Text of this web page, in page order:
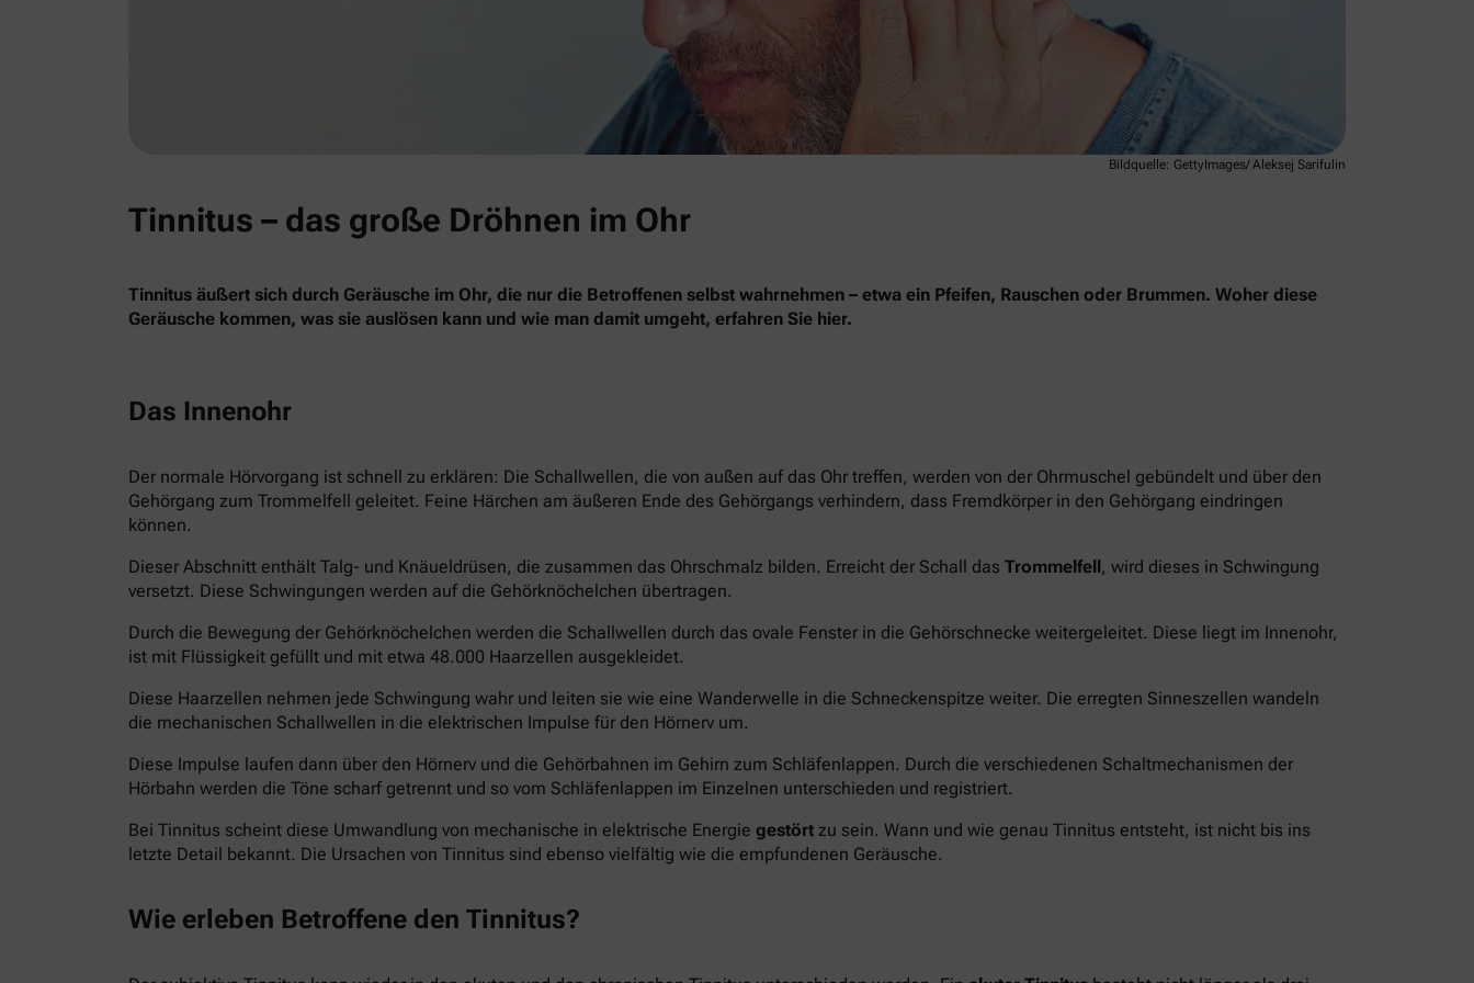
Bildquelle: GettyImages/ Aleksej Sarifulin
Tinnitus – das große Dröhnen im Ohr
Tinnitus äußert sich durch Geräusche im Ohr, die nur die Betroffenen selbst wahrnehmen – etwa ein Pfeifen, Rauschen oder Brummen. Woher diese
Geräusche kommen, was sie auslösen kann und wie man damit umgeht, erfahren Sie hier.
Das Innenohr
Der normale Hörvorgang ist schnell zu erklären: Die Schallwellen, die von außen auf das Ohr treffen, werden von der Ohrmuschel gebündelt und über den
Gehörgang zum Trommelfell geleitet. Feine Härchen am äußeren Ende des Gehörgangs verhindern, dass Fremdkörper in den Gehörgang eindringen
können.
Dieser Abschnitt enthält Talg- und Knäueldrüsen, die zusammen das Ohrschmalz bilden. Erreicht der Schall das Trommelfell, wird dieses in Schwingung
versetzt. Diese Schwingungen werden auf die Gehörknöchelchen übertragen.
Durch die Bewegung der Gehörknöchelchen werden die Schallwellen durch das ovale Fenster in die Gehörschnecke weitergeleitet. Diese liegt im Innenohr,
ist mit Flüssigkeit gefüllt und mit etwa 48.000 Haarzellen ausgekleidet.
Diese Haarzellen nehmen jede Schwingung wahr und leiten sie wie eine Wanderwelle in die Schneckenspitze weiter. Die erregten Sinneszellen wandeln
die mechanischen Schallwellen in die elektrischen Impulse für den Hörnerv um.
Diese Impulse laufen dann über den Hörnerv und die Gehörbahnen im Gehirn zum Schläfenlappen. Durch die verschiedenen Schaltmechanismen der
Hörbahn werden die Töne scharf getrennt und so vom Schläfenlappen im Einzelnen unterschieden und registriert.
Bei Tinnitus scheint diese Umwandlung von mechanische in elektrische Energie gestört zu sein. Wann und wie genau Tinnitus entsteht, ist nicht bis ins
letzte Detail bekannt. Die Ursachen von Tinnitus sind ebenso vielfältig wie die empfundenen Geräusche.
Wie erleben Betroffene den Tinnitus?